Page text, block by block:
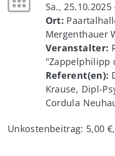
Sa., 25.10.2025
Ort:
Mergenthauer
Veranstalter:
"Zappelphilipp
Referent(en):
Krause, Dipl-
Cordula
Unkostenbeitrag: 5,00